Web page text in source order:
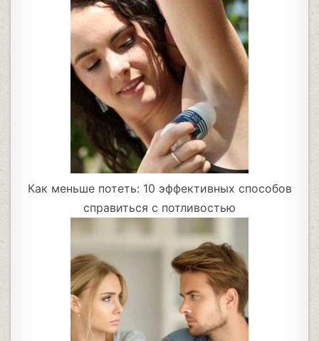
Как меньше потеть: 10 эффективных способов
справиться с потливостью